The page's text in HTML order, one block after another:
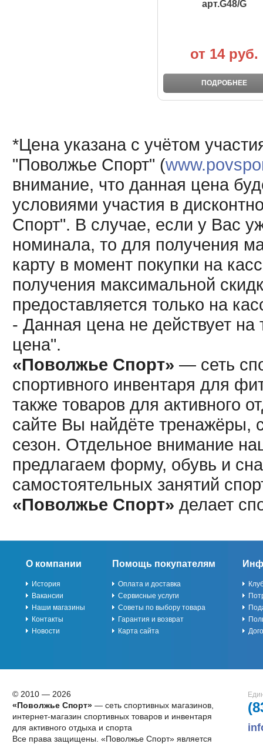
арт.G48/G
от 14 руб.
ПОДРОБНЕЕ
*Цена указана с учётом
"Поволжье Спорт" (
внимание, что данная цена
условиями участия в
Спорт". В случае, если у Вас
номинала, то для получения
карту в момент покупки на
получения максимальной
предоставляется только на
- Данная цена не действует
цена".
«Поволжье Спорт» — сеть
спортивного инвентаря для
также товаров для активного
сайте Вы найдёте тренажёры,
сезон. Отдельное внимание
предлагаем форму, обувь и
самостоятельных занятий
«Поволжье Спорт» делает
О компании
История
Вакансии
Наши магазины
Контакты
Новости
Помощь покупателям
Оплата и доставка
Сервисные услуги
Советы по выбору товара
Гарантия и возврат
Карта сайта
© 2010 — 2026
«Поволжье Спорт»— сеть спортивных магазинов,
интернет-магазин спортивных товаров и инвентаря
для активного отдыха и спорта
Все права защищены. «Поволжье Спорт» является